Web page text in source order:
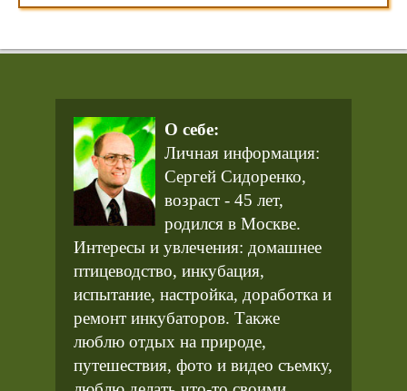
О себе:
Личная информация:
Сергей Сидоренко,
возраст - 45 лет,
родился в Москве.
Интересы и увлечения: домашнее
птицеводство, инкубация,
испытание, настройка, доработка и
ремонт инкубаторов. Также
люблю отдых на природе,
путешествия, фото и видео съемку,